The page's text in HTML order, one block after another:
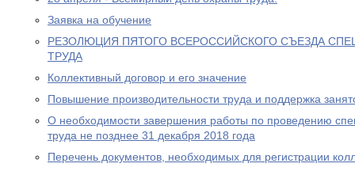
Заявка на обучение
РЕЗОЛЮЦИЯ ПЯТОГО ВСЕРОССИЙСКОГО СЪЕЗДА
ТРУДА
Коллективный договор и его значение
Повышение производительности труда и поддержка
О необходимости завершения работы по проведению
труда не позднее 31 декабря 2018 года
Перечень документов, необходимых для регистрации